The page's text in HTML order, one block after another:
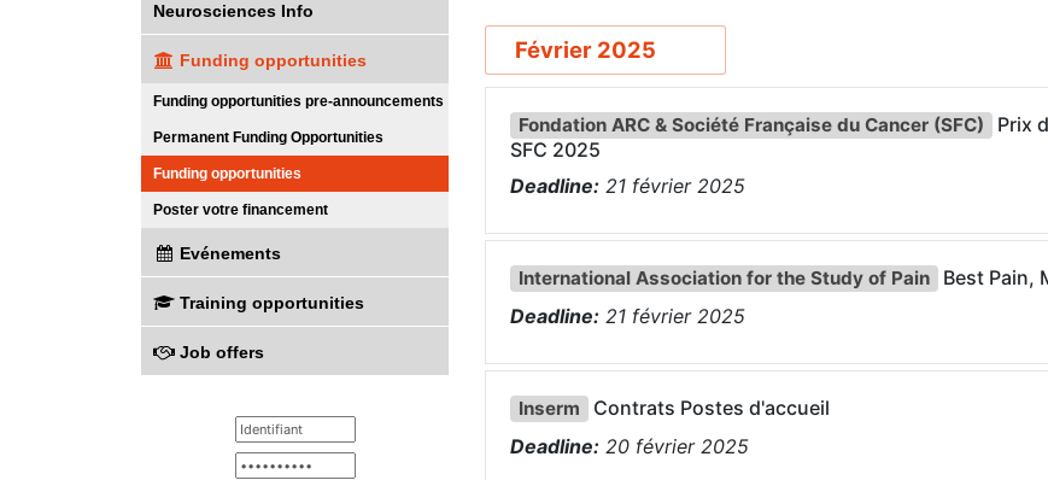
Neurosciences Info
Funding opportunities
Funding opportunities pre-announcements
Permanent Funding Opportunities
Funding opportunities
Poster votre financement
Evénements
Training opportunities
Job offers
Février 2025
Fondation ARC & Société Française du Cancer (SFC)
Prix
SFC 2025
Deadline: 21 février 2025
International Association for the Study of Pain
Best Pain,
Deadline: 21 février 2025
Inserm
Contrats Postes d'accueil
Deadline: 20 février 2025